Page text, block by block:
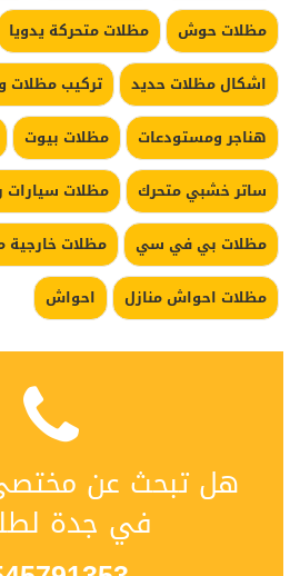
مظلات حوش
مظلات متحركة يدويا
اشكال مظلات حديد
تركيب مظلات
هناجر ومستودعات
مظلات بيوت
ساتر خشبي متحرك
مظلات سيارات
مظلات بي في سي
مظلات خارجية
مظلات احواش منازل
احواش
هل تبحث عن
في جدة